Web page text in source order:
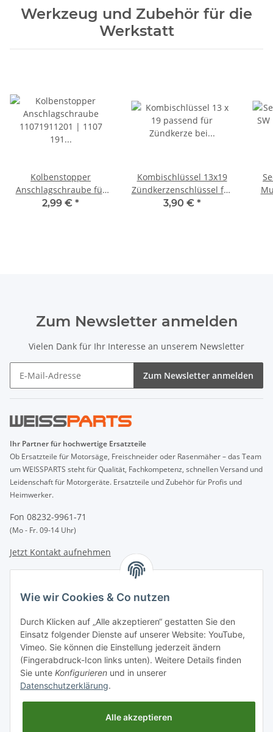
Werkzeug und Zubehör für die
Werkstatt
Kolbenstopper
Anschlagschraube für
Motoren wie Kettensäge,
2,99 € *
Kombischlüssel 13x19
Zündkerzenschlüssel für
Motorsäge
3,90 € *
Zum Newsletter anmelden
Vielen Dank für Ihr Interesse an unserem Newsletter
Zum Newsletter anmelden
Ihr Partner für hochwertige Ersatzteile
Ob Ersatzteile für Motorsäge, Freischneider oder Rasenmäher – das Team
um WEISSPARTS steht für Qualität, Fachkompetenz, schnellen Versand und
Leidenschaft für Motorgeräte. Ersatzteile und Zubehör für Profis und
Heimwerker.
Fon 08232-9961-71
(Mo - Fr. 09-14 Uhr)
Jetzt Kontakt aufnehmen
Zahlungsarten
BAR | ÜBERWEISUNG | PAYPAL
Versandpartner
DHL | GLS | DPD | HERMES | POST
Versand
Wie wir Cookies & Co nutzen
Durch Klicken auf „Alle akzeptieren“ gestatten Sie den
Einsatz folgender Dienste auf unserer Website: YouTube,
Vimeo. Sie können die Einstellung jederzeit ändern
(Fingerabdruck-Icon links unten). Weitere Details finden
Sie unte Konfigurieren und in unserer
Datenschutzerklärung.
Alle akzeptieren